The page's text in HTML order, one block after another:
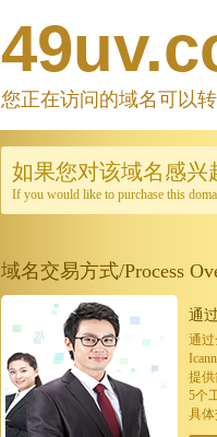
您正在访问的域名可以转
如果您对该域名感兴
If you would like to purchase this
域名交易方式/Process
通
通
提
5个
具